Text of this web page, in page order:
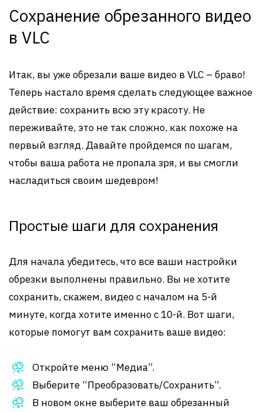
Сохранение обрезанного видео
в VLC
Итак, вы уже обрезали ваше видео в VLC – браво!
Теперь настало время сделать следующее важное
действие: сохранить всю эту красоту. Не
переживайте, это не так сложно, как похоже на
первый взгляд. Давайте пройдемся по шагам,
чтобы ваша работа не пропала зря, и вы смогли
насладиться своим шедевром!
Простые шаги для сохранения
Для начала убедитесь, что все ваши настройки
обрезки выполнены правильно. Вы не хотите
сохранить, скажем, видео с началом на 5-й
минуте, когда хотите именно с 10-й. Вот шаги,
которые помогут вам сохранить ваше видео:
Откройте меню “Медиа”.
Выберите “Преобразовать/Сохранить”.
В новом окне выберите ваш обрезанный